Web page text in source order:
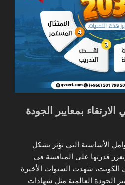
بمعايير الجودة
الأساسية التي تؤثر بشكل
قدرتها على المنافسة في
الكويت، شهدت السنوات الأخيرة
الجودة العالمية مثل شهادات